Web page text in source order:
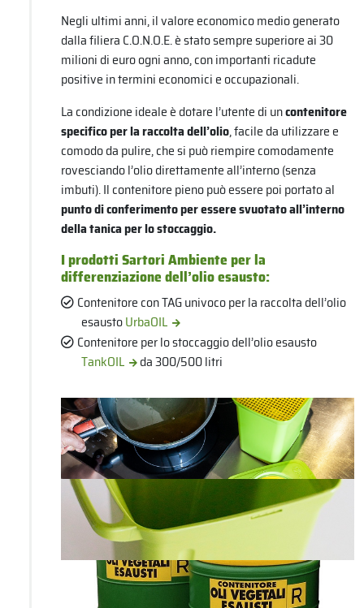
Negli ultimi anni, il valore economico medio generato
dalla filiera C.O.N.O.E. è stato sempre superiore ai 30
milioni di euro ogni anno, con importanti ricadute
positive in termini economici e occupazionali.
La condizione ideale è dotare l’utente di uncontenitore
specifico per la raccolta dell’olio, facile da utilizzare e
comodo da pulire, che si può riempire comodamente
rovesciando l’olio direttamente all’interno (senza
imbuti). Il contenitore pieno può essere poi portato al
punto di conferimento per essere svuotato all’interno
della tanica per lo stoccaggio.
I prodotti Sartori Ambiente per la
differenziazione dell’olio esausto:
Contenitore con TAG univoco per la raccolta dell’olio
esaustoUrbaOIL
Contenitore per lo stoccaggio dell’olio esausto
TankOIL
da 300/500 litri